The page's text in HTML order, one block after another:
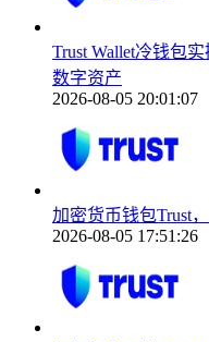
Trust Wallet冷钱包
数字资产
2026-08-05 20:01:07
加密货币钱包Trust
2026-08-05 17:51:26